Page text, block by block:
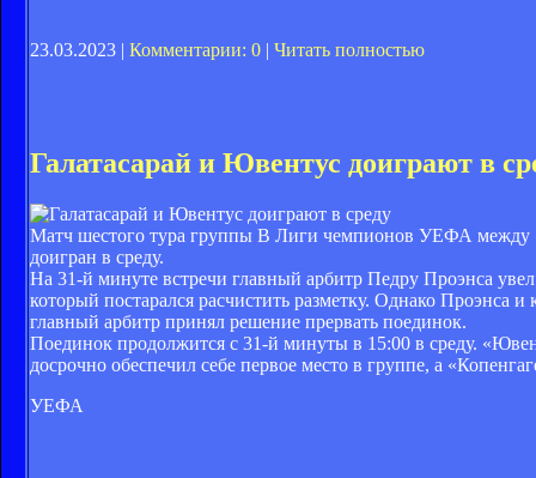
23.03.2023 | Комментарии: 0 | Читать полностью
Галатасарай и Ювентус доиграют в
Матч шестого тура группы B Лиги чемпионов УЕФА между
доигран в среду.
На 31-й минуте встречи главный арбитр Педру Проэнса
который постарался расчистить разметку. Однако Проэнса
главный арбитр принял решение прервать поединок.
Поединок продолжится с 31-й минуты в 15:00 в среду.
досрочно обеспечил себе первое место в группе, а
УЕФА